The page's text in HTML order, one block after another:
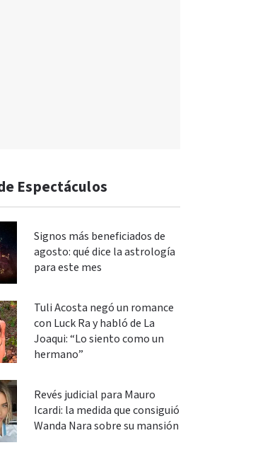
Espectáculos
Signos más beneficiados de
agosto: qué dice la astrología
para este mes
Tuli Acosta negó un romance
con Luck Ra y habló de La
Joaqui: “Lo siento como un
hermano”
Revés judicial para Mauro
Icardi: la medida que consiguió
Wanda Nara sobre su mansión